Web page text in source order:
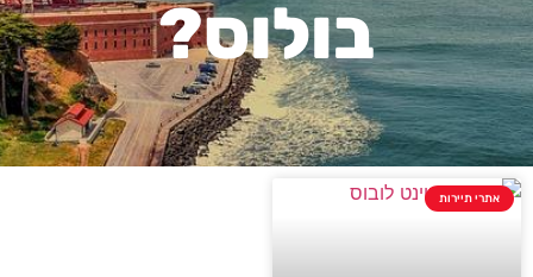
בולוס?
אתרי תיירות